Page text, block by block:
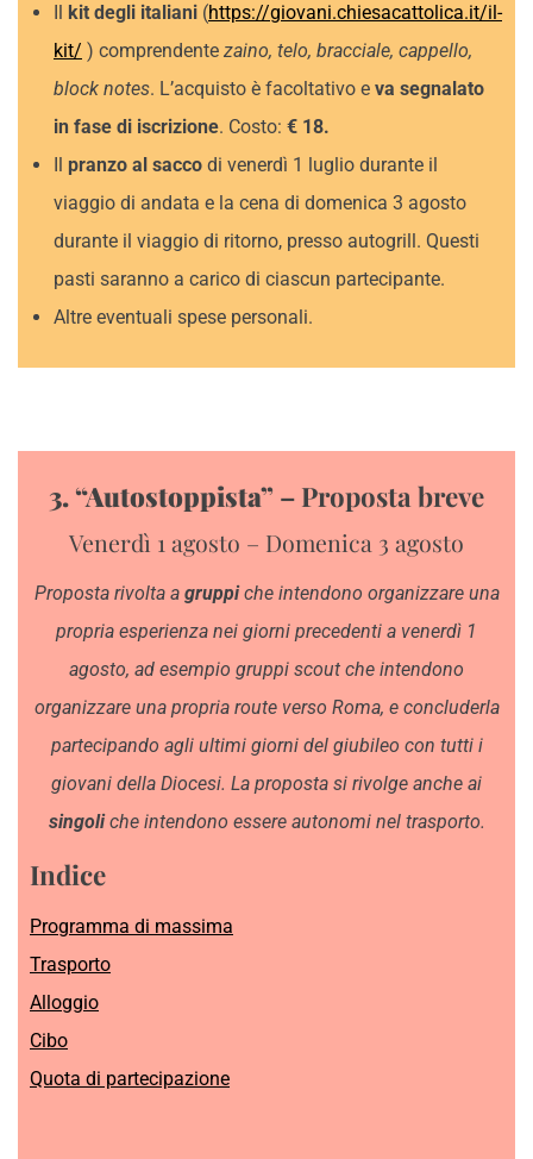
kit degli italiani (https://giovani.chiesacattolica.it/il-
kit/ ) comprendente zaino, telo, bracciale, cappello,
block notes. L’acquisto è facoltativo e va segnalato
in fase di iscrizione. Costo: € 18.
pranzo al sacco di venerdì 1 luglio durante il
viaggio di andata e la cena di domenica 3 agosto
durante il viaggio di ritorno, presso autogrill. Questi
pasti saranno a carico di ciascun partecipante.
Altre eventuali spese personali.
3. “Autostoppista” – Proposta breve
Venerdì 1 agosto – Domenica 3 agosto
Proposta rivolta a gruppiche intendono organizzare una
propria esperienza nei giorni precedenti a venerdì 1
agosto, ad esempio gruppi scout che intendono
organizzare una propria route verso Roma, e concluderla
partecipando agli ultimi giorni del giubileo con tutti i
giovani della Diocesi. La proposta si rivolge anche ai
singoliche intendono essere autonomi nel trasporto.
Indice
Programma di massima
Trasporto
Alloggio
Cibo
Quota di partecipazione